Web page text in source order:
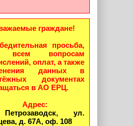
граждане!
просьба,
всем вопросам
оплат, а также
данных в
документах
в АО ЕРЦ.
Адрес:
ул.
д. 67А, оф. 108